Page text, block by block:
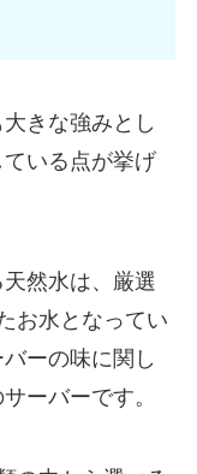
きな強みとし
ている点が挙げ
然水は、厳選
お水となってい
ーの味に関し
ーバーです。